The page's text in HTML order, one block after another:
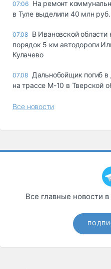
07:06 На ремонт
в Туле выделили 40 млн руб.
07.08 В Ивановской области
порядок 5 км автодороги
Кулачево
07.08 Дальнобойщик погиб
на трассе М-10 в Тверской
Все новости
Все главные новости